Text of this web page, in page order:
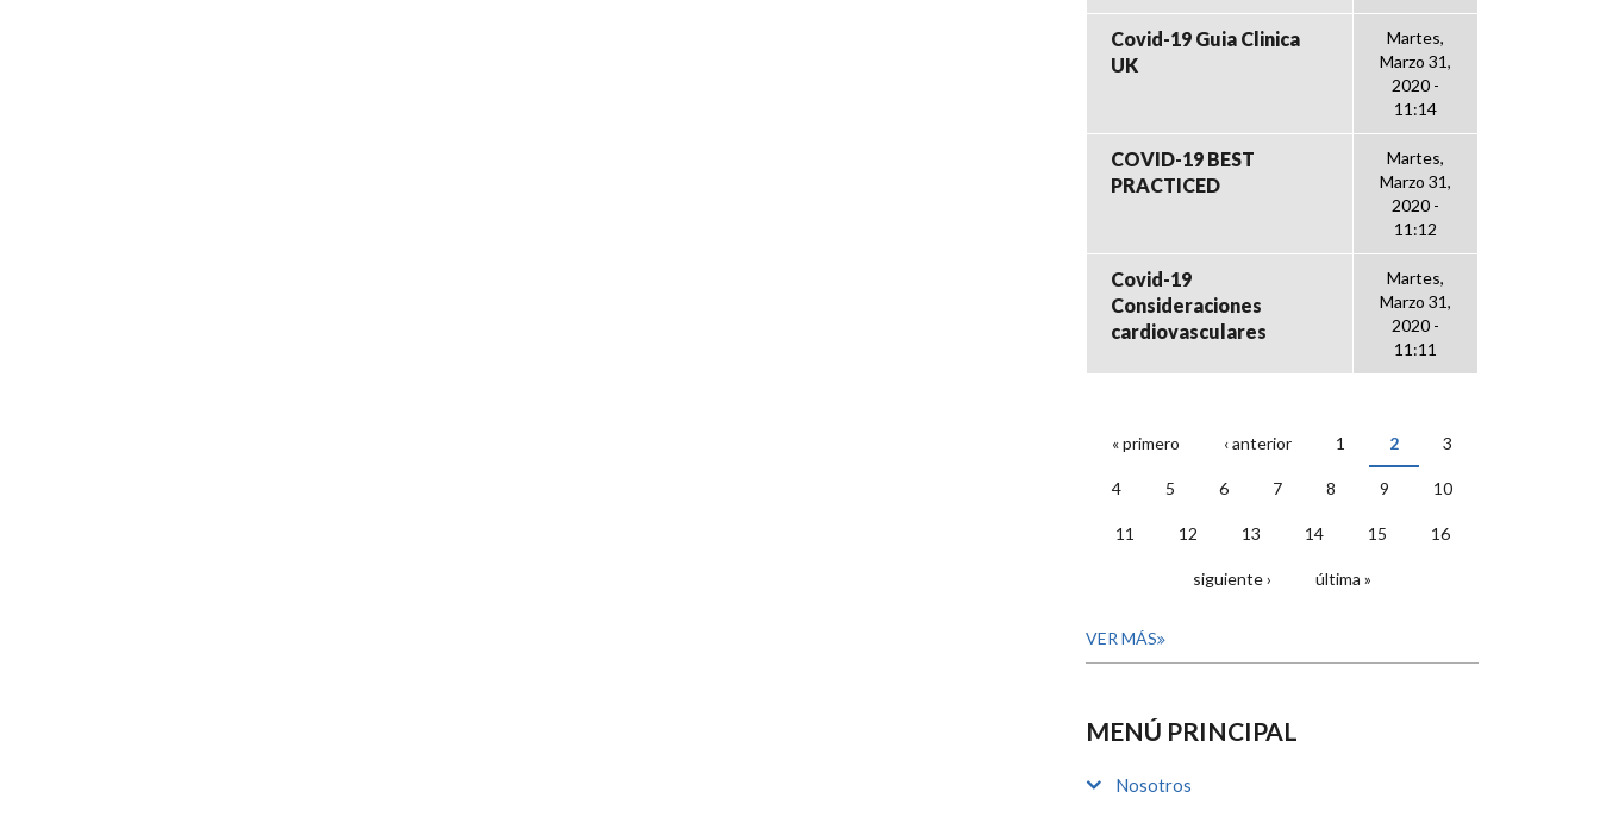
Covid-19 Guia Clinica
UK
Martes,
Marzo 31,
2020 -
11:14
COVID-19 BEST
PRACTICED
Martes,
Marzo 31,
2020 -
11:12
Covid-19
Consideraciones
cardiovasculares
Martes,
Marzo 31,
2020 -
11:11
PÁGINAS
« primero ‹ anterior 1 2 3
4 5 6 7 8 9 10
11 12 13 14 15 16
siguiente › última »
VER MÁS
MENÚ PRINCIPAL
Nosotros